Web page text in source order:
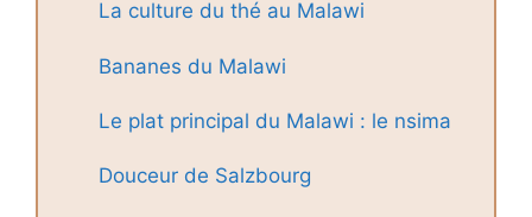
La culture du thé au Malawi
Bananes du Malawi
Le plat principal du Malawi : le nsima
Douceur de Salzbourg